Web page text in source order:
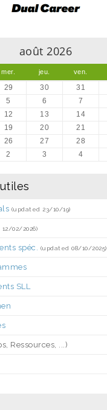
août 2026
mer. jeu. ven.
29 30 31
5 6 7
12 13 14
19 20 21
26 27 28
2 3 4
(updated 23/10/19)
02/2026)
spéc. (updated 08/10/2025)
SLL
Ressources, ...)